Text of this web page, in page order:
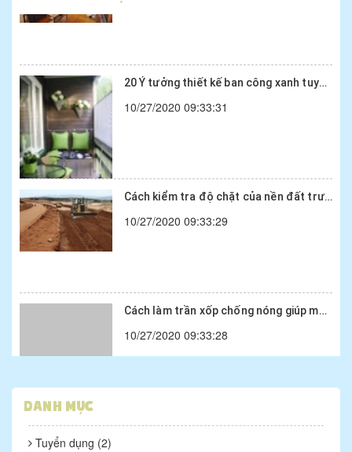
10/27/2020 09:33:31
10/27/2020 09:33:29
10/27/2020 09:33:28
Danh mục
Tuyển dụng (2)